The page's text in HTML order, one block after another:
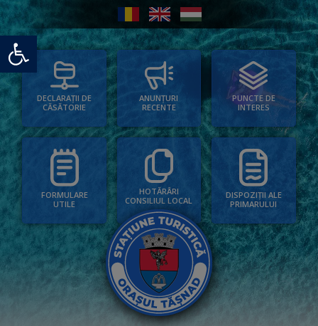
Deschide bara de unelte
DECLARAȚII DE
CĂSĂTORIE
ANUNȚURI
RECENTE
PUNCTE DE
INTERES
FORMULARE
UTILE
HOTĂRÂRI
CONSILIUL LOCAL
DISPOZIȚII ALE
PRIMARULUI